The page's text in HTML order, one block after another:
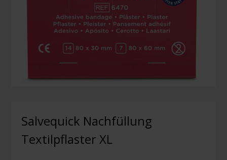
Salvequick Nachfüllung
Textilpflaster XL